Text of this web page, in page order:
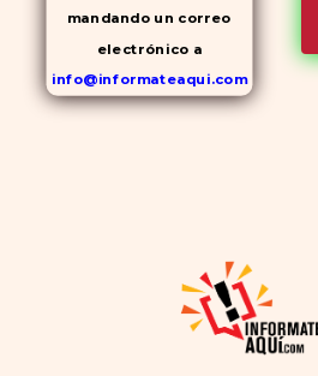
mandando un correo
electrónico a
info@informateaqui.com
Mientras que antes la
permitido la producción de
alternativas genéricas tanto